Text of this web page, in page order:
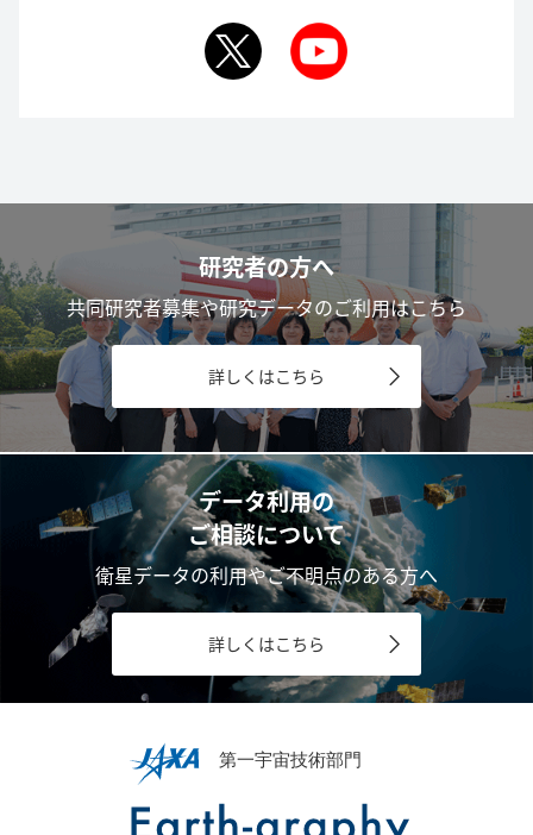
研究者の方へ
共同研究者募集や研究データのご利用はこちら
詳しくはこちら
データ利用の
ご相談について
衛星データの利用やご不明点のある方へ
詳しくはこちら